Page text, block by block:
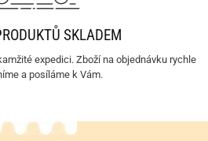
SKLADEM
expedici. Zboží na objednávku rychle
a posíláme k Vám.